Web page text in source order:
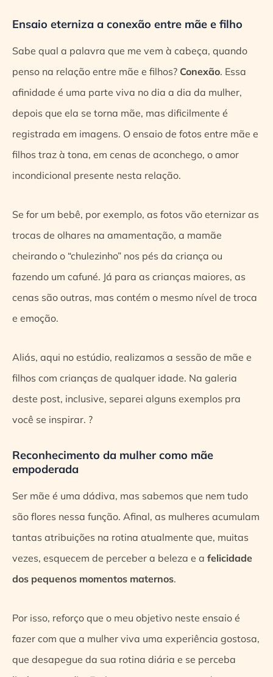
Ensaio eterniza a conexão entre mãe e filho
Sabe qual a palavra que me vem à cabeça, quando
penso na relação entre mãe e filhos? Conexão. Essa
afinidade é uma parte viva no dia a dia da mulher,
depois que ela se torna mãe, mas dificilmente é
registrada em imagens. O ensaio de fotos entre mãe e
filhos traz à tona, em cenas de aconchego, o amor
incondicional presente nesta relação.
Se for um bebê, por exemplo, as fotos vão eternizar as
trocas de olhares na amamentação, a mamãe
cheirando o “chulezinho” nos pés da criança ou
fazendo um cafuné. Já para as crianças maiores, as
cenas são outras, mas contém o mesmo nível de troca
e emoção.
Aliás, aqui no estúdio, realizamos a sessão de mãe e
filhos com crianças de qualquer idade. Na galeria
deste post, inclusive, separei alguns exemplos pra
você se inspirar. ?
Reconhecimento da mulher como mãe
empoderada
Ser mãe é uma dádiva, mas sabemos que nem tudo
são flores nessa função. Afinal, as mulheres acumulam
tantas atribuições na rotina atualmente que, muitas
vezes, esquecem de perceber a beleza e a felicidade
dos pequenos momentos maternos.
Por isso, reforço que o meu objetivo neste ensaio é
fazer com que a mulher viva uma experiência gostosa,
que desapegue da sua rotina diária e se perceba